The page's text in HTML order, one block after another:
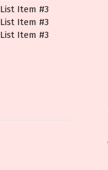
List Item #3
List Item #3
List Item #3